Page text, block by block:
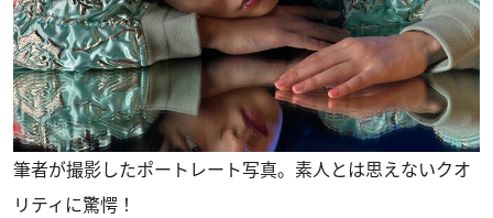
筆者が撮影したポートレート写真。素人とは思えないクオ
リティに驚愕！